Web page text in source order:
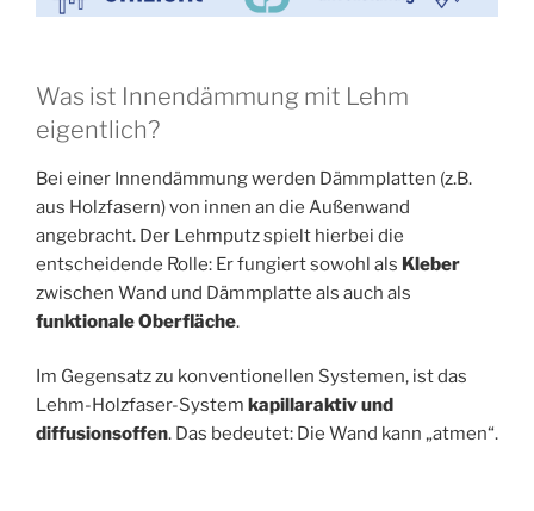
Was ist Innendämmung mit Lehm
eigentlich?
Bei einer Innendämmung werden Dämmplatten (z.B.
aus Holzfasern) von innen an die Außenwand
angebracht. Der Lehmputz spielt hierbei die
entscheidende Rolle: Er fungiert sowohl als Kleber
zwischen Wand und Dämmplatte als auch als
funktionale Oberfläche.
Im Gegensatz zu konventionellen Systemen, ist das
Lehm-Holzfaser-System kapillaraktiv und
diffusionsoffen. Das bedeutet: Die Wand kann „atmen“.